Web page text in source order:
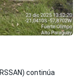
continúa